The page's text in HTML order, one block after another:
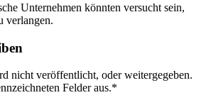
Unternehmen könnten versucht sein,
verlangen.
nicht veröffentlicht, oder weitergegeben.
Felder aus.*